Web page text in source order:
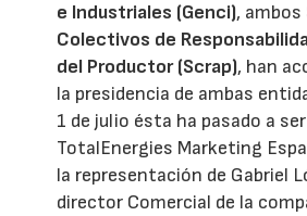
e Industriales (Genci), ambos
Colectivos de
del Productor (Scrap), han
la presidencia de ambas
1 de julio ésta ha pasado a
TotalEnergies Marketing
la representación de Gabriel
director Comercial de la